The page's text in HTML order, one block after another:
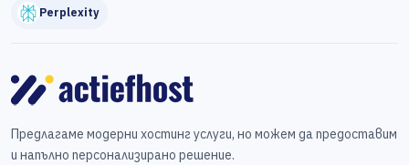
Perplexity
Предлагаме модерни хостинг услуги, но можем да предоставим
и напълно персонализирано решение.